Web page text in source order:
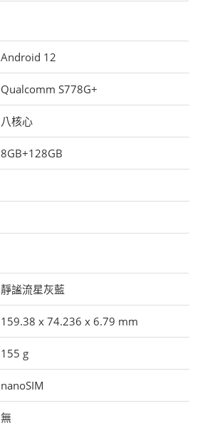
Android 12
Qualcomm S778G+
八核心
8GB+128GB
靜謐流星灰藍
159.38 x 74.236 x 6.79 mm
155 g
nanoSIM
無